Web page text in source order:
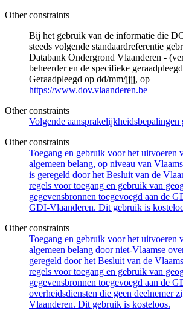
Other constraints
Bij het gebruik van de informatie die
steeds volgende standaardreferentie
Databank Ondergrond Vlaanderen -
beheerder en de specifieke
Geraadpleegd op dd/mm/jjjj, op
https://www.dov.vlaanderen.be
Other constraints
Volgende aansprakelijkheidsbepalingen
Other constraints
Toegang en gebruik voor het uitvoeren
algemeen belang, op niveau van
is geregeld door het Besluit van de
regels voor toegang en gebruik van
gegevensbronnen toegevoegd aan de
GDI-Vlaanderen. Dit gebruik is
Other constraints
Toegang en gebruik voor het uitvoeren
algemeen belang door niet-Vlaamse
geregeld door het Besluit van de
regels voor toegang en gebruik van
gegevensbronnen toegevoegd aan de
overheidsdiensten die geen deelnemer
Vlaanderen. Dit gebruik is kosteloos.